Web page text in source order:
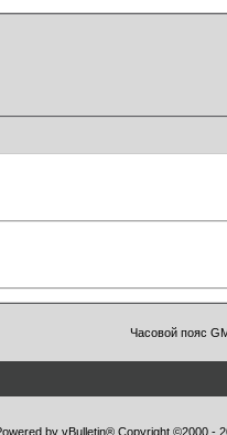
Часовой пояс
by vBulletin® Copyright ©2000 -